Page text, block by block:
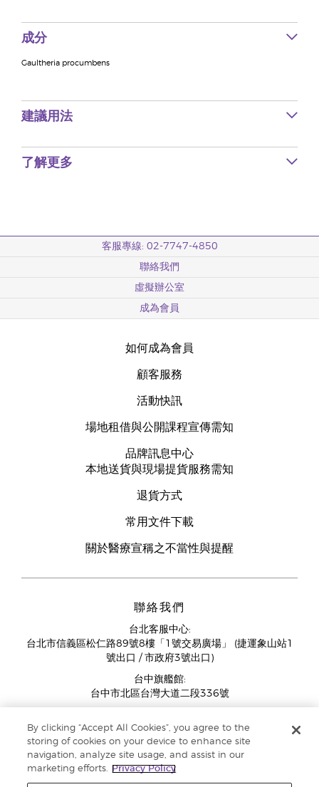
成分
Gaultheria procumbens
建議用法
了解更多
客服專線: 02-7747-4850
聯絡我們
虛擬辦公室
成為會員
如何成為會員
顧客服務
活動快訊
場地租借與公開課程宣傳需知
品牌訊息中心
本地送貨與現場提貨服務需知
退貨方式
常用文件下載
關於醫療宣稱之不當性與提醒
聯絡我們
台北客服中心:
台北市信義區松仁路89號8樓「1號交易廣場」 (捷運象山站1
號出口 / 市政府3號出口)
台中旗艦館:
台中市北區台灣大道二段336號
11:00AM - 07:00PM
(例假日與國定假日除外)
By clicking “Accept All Cookies”, you agree to the
storing of cookies on your device to enhance site
navigation, analyze site usage, and assist in our
marketing efforts.
Privacy Policy